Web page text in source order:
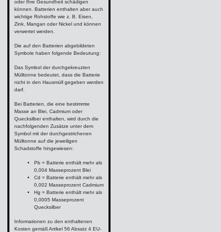
oder Ihre Gesundheit schädigen
können. Batterien enthalten aber auch
wichtige Rohstoffe wie z. B. Eisen,
Zink, Mangan oder Nickel und können
verwertet werden.
Die auf den Batterien abgebildeten
Symbole haben folgende Bedeutung:
Das Symbol der durchgekreuzten
Mülltonne bedeutet, dass die Batterie
nicht in den Hausmüll gegeben werden
darf.
Bei Batterien, die eine bestimmte
Masse an Blei, Cadmium oder
Quecksilber enthalten, wird durch die
nachfolgenden Zusätze unter dem
Symbol mit der durchgestrichenen
Mülltonne auf die jeweiligen
Schadstoffe hingewiesen:
Pb = Batterie enthält mehr als
0,004 Masseprozent Blei
Cd = Batterie enthält mehr als
0,002 Masseprozent Cadmium
Hg = Batterie enthält mehr als
0,0005 Masseprozent
Quecksilber
Informationen zu den enthaltenen
Kosten gemäß Artikel 56 Absatz 4 EU-